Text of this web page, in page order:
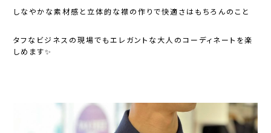
しなやかな素材感と立体的な襟の作りで快適さはもちろんのこと
タフなビジネスの現場でもエレガントな大人のコーディネートを楽
しめます✨